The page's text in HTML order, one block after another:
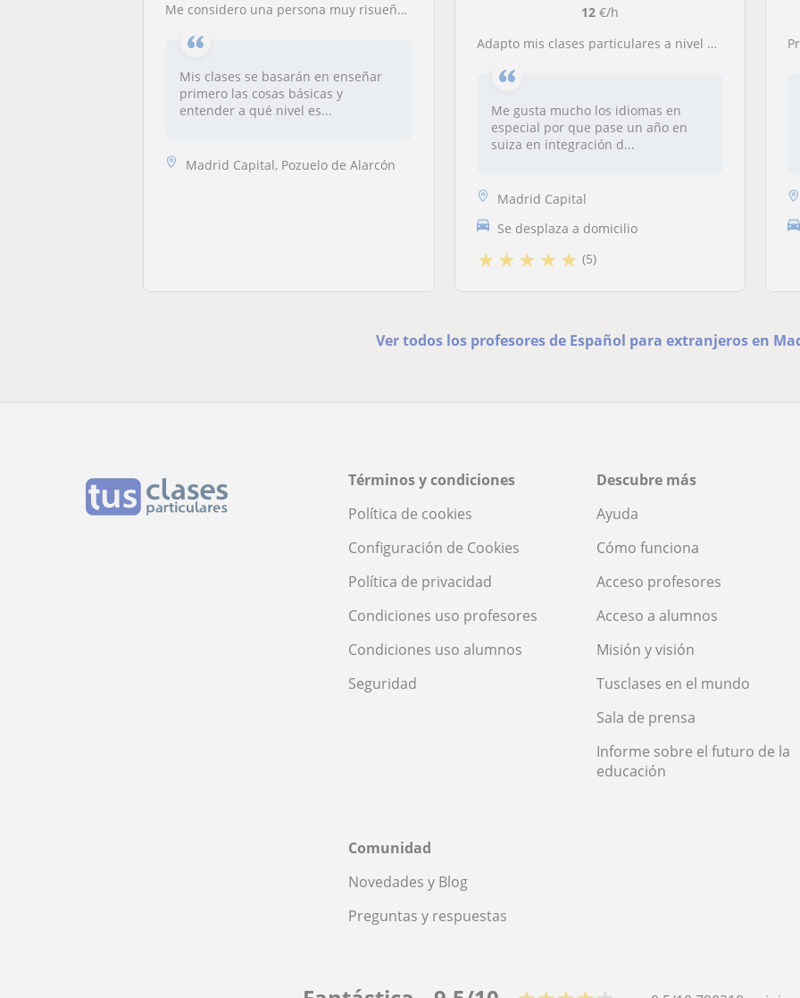
Me considero una persona muy risueña, con don de gentes, muy responsable y podría ser capaz de dar clases de cualquier edad!
Mis clases se basarán en enseñar
primero las cosas básicas y
entender a qué nivel es...
Madrid Capital, Pozuelo de Alarcón
12€/h
Adapto mis clases particulares a nivel de cada alumno de forma dinámica y social
Me gusta mucho los idiomas en
especial por que pase un año en
suiza en integración d...
Madrid Capital
Se desplaza a domicilio
★★★ ★★ (5)
Ver todos los profesores de Español para extranjeros en
Términos y condiciones
Política de cookies
Configuración de Cookies
Política de privacidad
Condiciones uso profesores
Condiciones uso alumnos
Seguridad
Descubre más
Ayuda
Cómo funciona
Acceso profesores
Acceso a alumnos
Misión y visión
Tusclases en el mundo
Sala de prensa
Informe sobre el futuro de la
educación
Comunidad
Novedades y Blog
Preguntas y respuestas